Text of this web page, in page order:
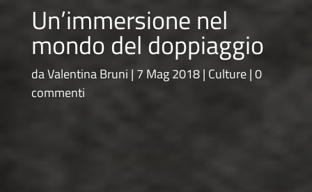
Un’immersione nel
mondo del doppiaggio
daValentina Bruni 7 Mag 2018 Culture 0
commenti